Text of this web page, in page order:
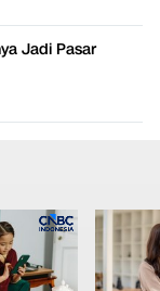
Jadi Pasar